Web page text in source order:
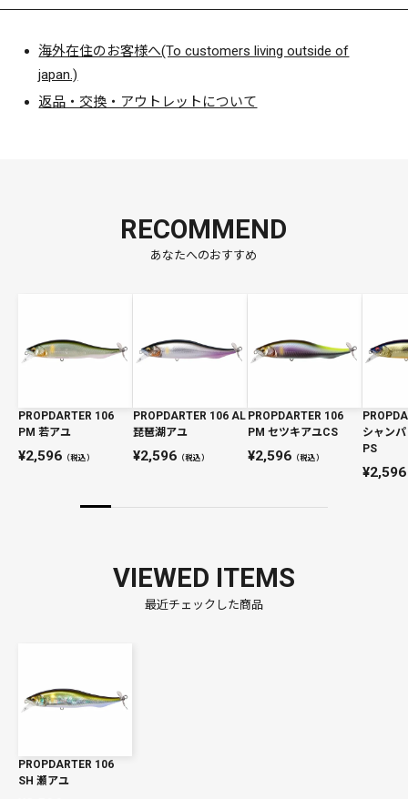
海外在住のお客様へ(To customers living outside of
japan.)
返品・交換・アウトレットについて
RECOMMEND
あなたへのおすすめ
PROPDARTER 106
PM 若アユ
2,596 （税込）
PROPDARTER 106 AL
琵琶湖アユ
2,596（税込）
PROPDARTER 106
PM セツキアユCS
2,596（税込）
シャン
PS
2,596
VIEWED ITEMS
最近チェックした商品
PROPDARTER 106
SH 瀬アユ